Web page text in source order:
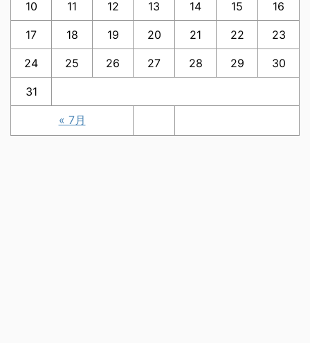
« 7月
10 11 12 13 14 15 16
17 18 19 20 21 22 23
24 25 26 27 28 29 30
31